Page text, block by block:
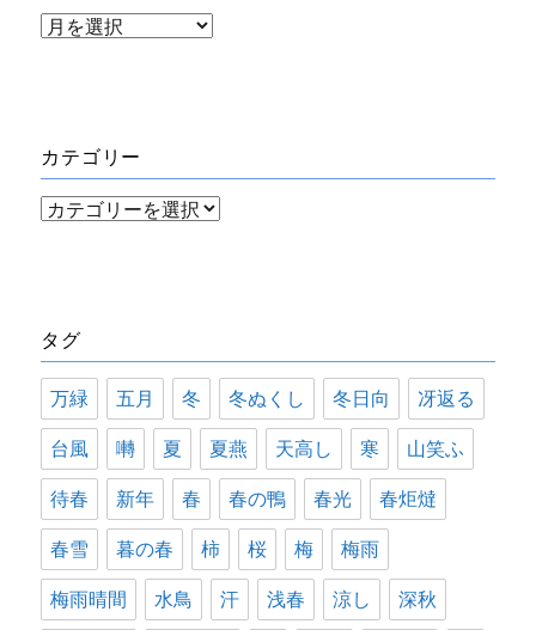
ア
ブ
カテゴリー
カ
ー
タグ
万緑 五月 冬 冬ぬくし 冬日向 冴返る
台風 囀 夏 夏燕 天高し 寒 山笑ふ
待春 新年 春 春の鴨 春光 春炬燵
春雪 暮の春 柿 桜 梅 梅雨
梅雨晴間 水鳥 汗 浅春 涼し 深秋